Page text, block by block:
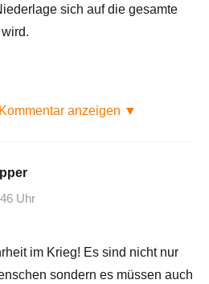
sich auf die gesamte
anzeigen ▼
Uhr
im Krieg! Es sind nicht nur
sondern es müssen auch